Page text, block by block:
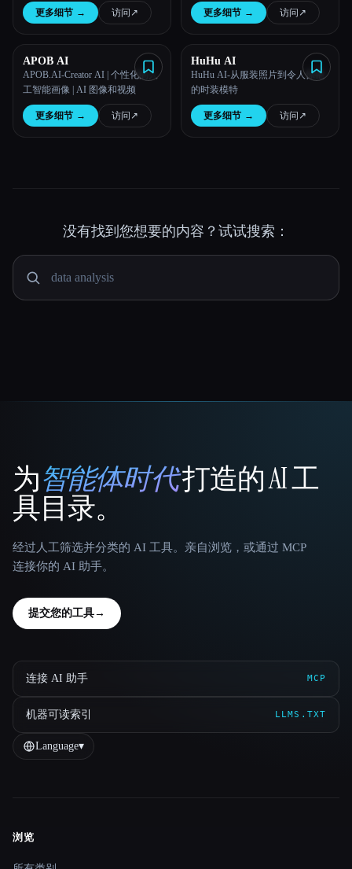
更多细节 → 访问 ↗︎
更多细节 → 访问 ↗︎
APOB AI
APOB.AI-Creator AI | 个性化的人
工智能画像 | AI 图像和视频
更多细节 → 访问 ↗︎
HuHu AI
HuHu AI-从服装照片到令人惊艳
的时装模特
更多细节 → 访问 ↗︎
没有找到您想要的内容？试试搜索：
That AI Collection
为智能体时代打造的 AI 工
具目录。
经过人工筛选并分类的 AI 工具。亲自浏览，或通过 MCP
连接你的 AI 助手。
提交您的工具→
连接 AI 助手 MCP
机器可读索引 LLMS.TXT
Language▾
Site navigation
浏览